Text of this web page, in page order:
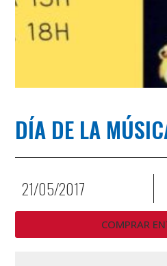
DÍA DE LA
21/05/2017
COMPRAR